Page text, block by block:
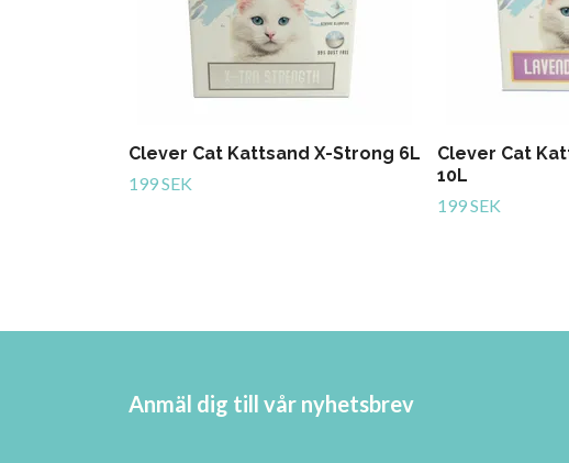
Clever Cat Kattsand X-Strong 6L
199 SEK
Clever Cat
10L
199 SEK
Anmäl dig till vår nyhetsbrev